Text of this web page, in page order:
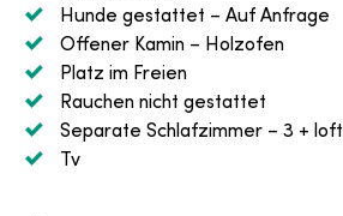
Hunde gestattet – Auf Anfrage
Offener Kamin – Holzofen
Platz im Freien
Rauchen nicht gestattet
Separate Schlafzimmer – 3 + loft
Tv